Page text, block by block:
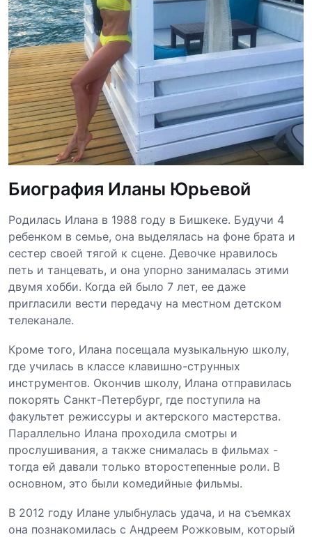
Биография Иланы Юрьевой
Родилась Илана в 1988 году в Бишкеке. Будучи 4
ребенком в семье, она выделялась на фоне брата и
сестер своей тягой к сцене. Девочке нравилось
петь и танцевать, и она упорно занималась этими
двумя хобби. Когда ей было 7 лет, ее даже
пригласили вести передачу на местном детском
телеканале.
Кроме того, Илана посещала музыкальную школу,
где училась в классе клавишно-струнных
инструментов. Окончив школу, Илана отправилась
покорять Санкт-Петербург, где поступила на
факультет режиссуры и актерского мастерства.
Параллельно Илана проходила смотры и
прослушивания, а также снималась в фильмах -
тогда ей давали только второстепенные роли. В
основном, это были комедийные фильмы.
В 2012 году Илане улыбнулась удача, и на съемках
она познакомилась с Андреем Рожковым, который